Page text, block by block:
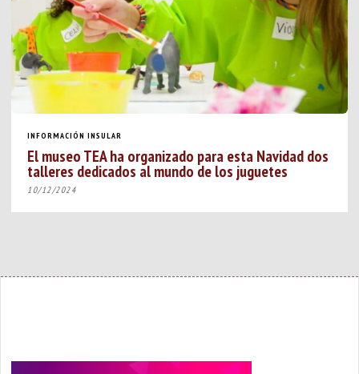
INFORMACIÓN INSULAR
El museo TEA ha organizado para esta Navidad dos
talleres dedicados al mundo de los juguetes
10/12/2024